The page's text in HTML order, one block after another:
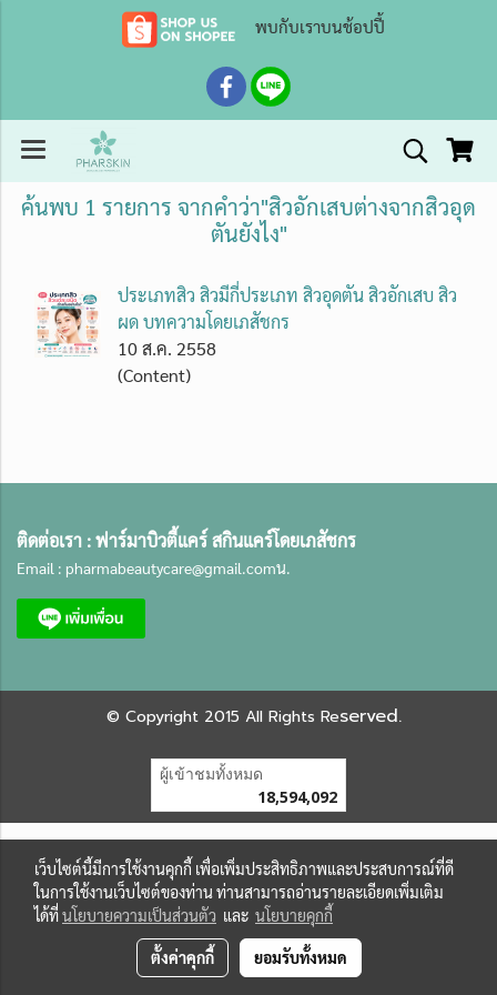
พบกับเราบนช้อปปี้
ค้นพบ 1 รายการ จากคำว่า"สิวอักเสบต่างจากสิวอุด
ตันยังไง"
ประเภทสิว สิวมีกี่ประเภท สิวอุดตัน สิวอักเสบ สิว
ผด บทความโดยเภสัชกร
10 ส.ค. 2558
(Content)
ติดต่อเรา :ฟาร์มาบิวตี้แคร์ สกินแคร์โดยเภสัชกร
Email : pharmabeautycare@gmail.comน.
© Copyright 2015 All Rights Reserved.
ผู้เข้าชมทั้งหมด
18,594,092
เว็บไซต์นี้มีการใช้งานคุกกี้ เพื่อเพิ่มประสิทธิภาพและประสบการณ์ที่ดี
ในการใช้งานเว็บไซต์ของท่าน ท่านสามารถอ่านรายละเอียดเพิ่มเติม
ได้ที่นโยบายความเป็นส่วนตัว และ นโยบายคุกกี้
ตั้งค่าคุกกี้ ยอมรับทั้งหมด